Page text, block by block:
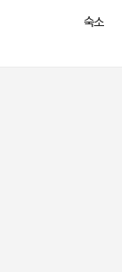
숙소